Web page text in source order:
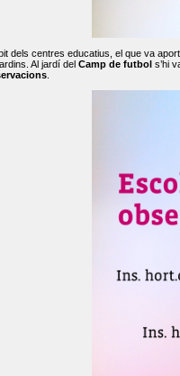
dels centres educatius, el que va
Al jardí del Camp de futbol s’hi